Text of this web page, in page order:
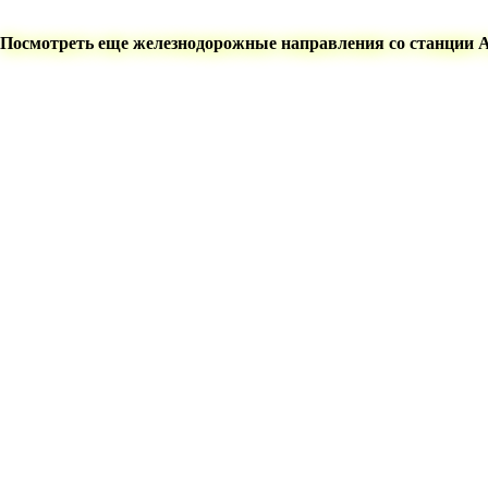
Посмотреть еще железнодорожные направления со станции